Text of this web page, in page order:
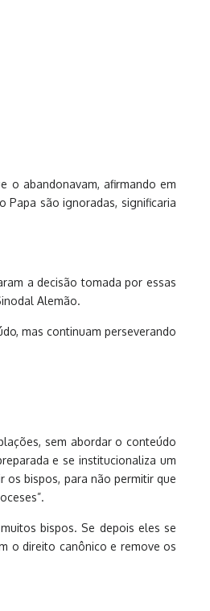
o abandonavam, afirmando em
Papa são ignoradas, significaria
a decisão tomada por essas
Alemão.
mas continuam perseverando
sem abordar o conteúdo
e se institucionaliza um
os bispos, para não permitir que
bispos. Se depois eles se
o direito canônico e remove os